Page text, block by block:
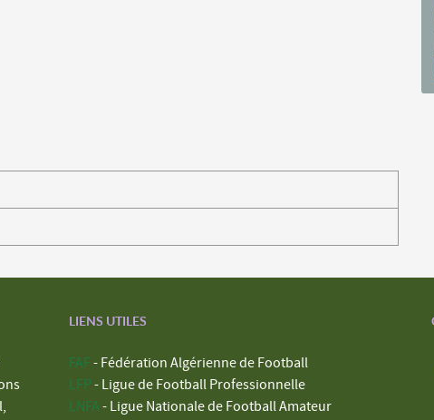
LIENS UTILES
FAF - Fédération Algérienne de Football
LFP - Ligue de Football Professionnelle
LNFA - Ligue Nationale de Football Amateur